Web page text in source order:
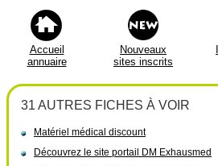
Accueil
annuaire
Nouveaux
sites inscrits
31 AUTRES FICHES À VOIR
Matériel médical discount
Découvrez le site portail DM Exhausmed